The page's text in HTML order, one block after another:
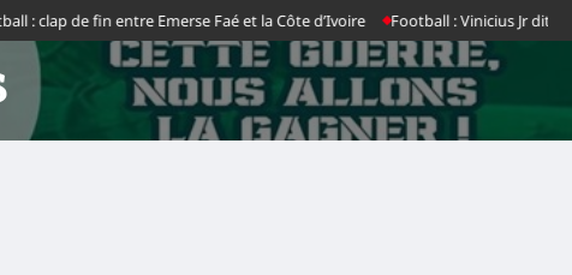
entre Emerse Faé et la Côte d’Ivoire Football : Vinicius Jr dit non au Real